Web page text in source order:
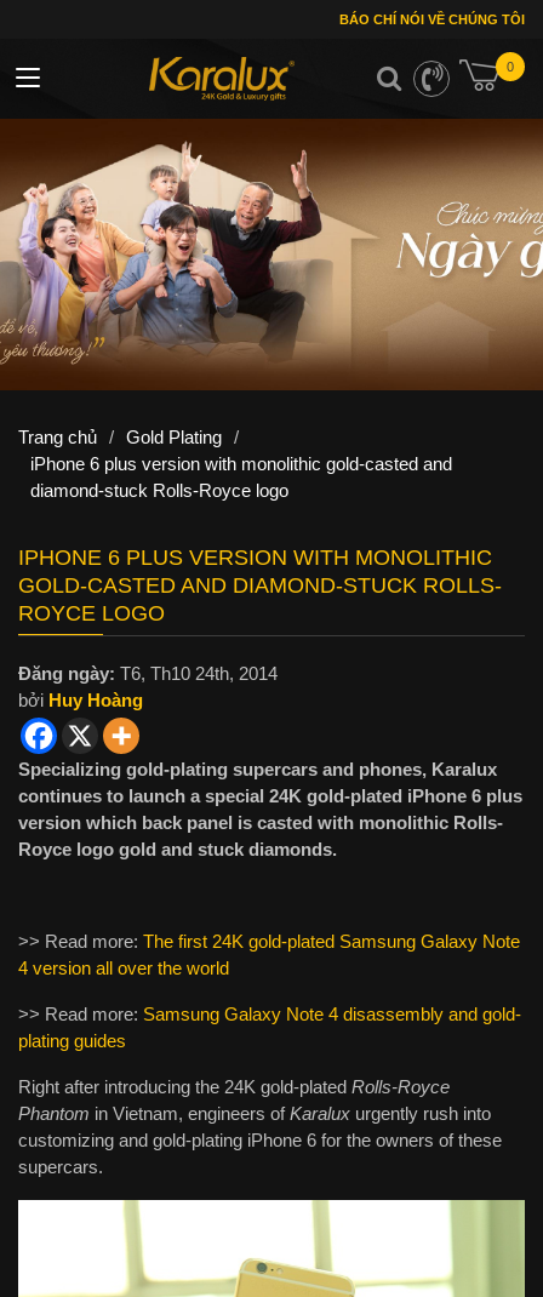
BÁO CHÍ NÓI VỀ CHÚNG TÔI
0
Toggle navigation
Trang chủ / Gold Plating /
iPhone 6 plus version with monolithic gold-casted and
diamond-stuck Rolls-Royce logo
IPHONE 6 PLUS VERSION WITH MONOLITHIC
GOLD-CASTED AND DIAMOND-STUCK ROLLS-
ROYCE LOGO
Đăng ngày: T6, Th10 24th, 2014
bởi Huy Hoàng
Specializing gold-plating supercars and phones, Karalux
continues to launch a special 24K gold-plated iPhone 6 plus
version which back panel is casted with monolithic Rolls-
Royce logo gold and stuck diamonds.
>> Read more: The first 24K gold-plated Samsung Galaxy Note
4 version all over the world
>> Read more: Samsung Galaxy Note 4 disassembly and gold-
plating guides
Right after introducing the 24K gold-plated Rolls-Royce
Phantom in Vietnam, engineers ofKaralux urgently rush into
customizing and gold-plating iPhone 6 for the owners of these
supercars.